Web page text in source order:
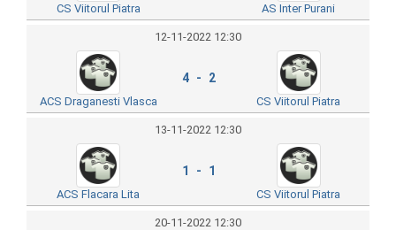
CS Viitorul Piatra AS Inter Purani
12-11-2022 12:30
ACS Draganesti Vlasca
4 - 2
CS Viitorul Piatra
13-11-2022 12:30
ACS Flacara Lita
1 - 1
CS Viitorul Piatra
20-11-2022 12:30